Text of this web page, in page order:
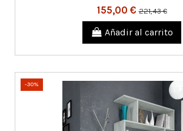
155,00 €221,43 €
Añadir al carrito
-30%